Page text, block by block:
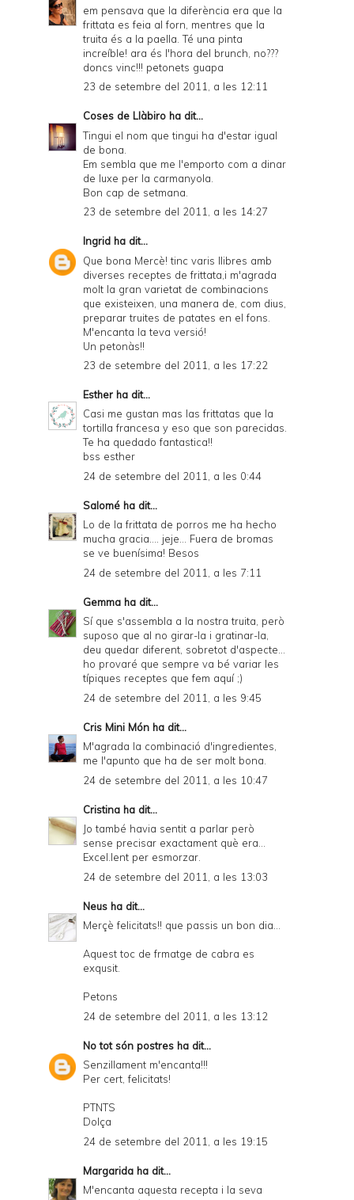
em pensava que la diferència era que la
frittata es feia al forn, mentres que la
truita és a la paella. Té una pinta
increíble! ara és l'hora del brunch, no???
doncs vinc!!! petonets guapa
23 de setembre del 2011, a les 12:11
Coses de Llàbiro ha dit...
Tingui el nom que tingui ha d'estar igual
de bona.
Em sembla que me l'emporto com a dinar
de luxe per la carmanyola.
Bon cap de setmana.
23 de setembre del 2011, a les 14:27
Ingrid ha dit...
Que bona Mercè! tinc varis llibres amb
diverses receptes de frittata,i m'agrada
molt la gran varietat de combinacions
que existeixen, una manera de, com dius,
preparar truites de patates en el fons.
M'encanta la teva versió!
Un petonàs!!
23 de setembre del 2011, a les 17:22
Esther ha dit...
Casi me gustan mas las frittatas que la
tortilla francesa y eso que son parecidas.
Te ha quedado fantastica!!
bss esther
24 de setembre del 2011, a les 0:44
Salomé ha dit...
Lo de la frittata de porros me ha hecho
mucha gracia.... jeje... Fuera de bromas
se ve buenísima! Besos
24 de setembre del 2011, a les 7:11
Gemma ha dit...
Sí que s'assembla a la nostra truita, però
suposo que al no girar-la i gratinar-la,
deu quedar diferent, sobretot d'aspecte...
ho provaré que sempre va bé variar les
típiques receptes que fem aquí ;)
24 de setembre del 2011, a les 9:45
Cris Mini Món ha dit...
M'agrada la combinació d'ingredientes,
me l'apunto que ha de ser molt bona.
24 de setembre del 2011, a les 10:47
Cristina ha dit...
Jo també havia sentit a parlar però
sense precisar exactament què era...
Excel.lent per esmorzar.
24 de setembre del 2011, a les 13:03
Neus ha dit...
Merçè felicitats!! que passis un bon dia...
Aquest toc de frmatge de cabra es
exqusit.
Petons
24 de setembre del 2011, a les 13:12
No tot són postres ha dit...
Senzillament m'encanta!!!
Per cert, felicitats!
PTNTS
Dolça
24 de setembre del 2011, a les 19:15
Margarida ha dit...
M'encanta aquesta recepta i la seva